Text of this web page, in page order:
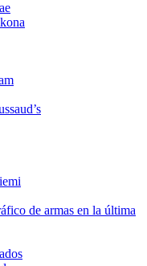
de armas en la última